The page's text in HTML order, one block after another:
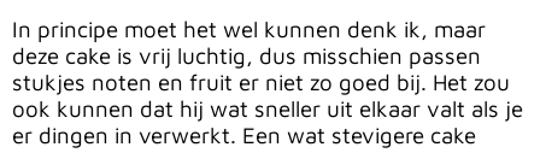
In principe moet het wel kunnen denk ik, maar
deze cake is vrij luchtig, dus misschien passen
stukjes noten en fruit er niet zo goed bij. Het zou
ook kunnen dat hij wat sneller uit elkaar valt als je
er dingen in verwerkt. Een wat stevigere cake